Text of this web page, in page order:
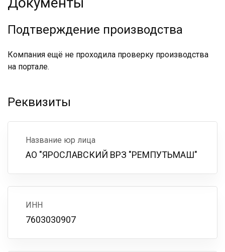
Подтверждение производства
Компания ещё не проходила проверку производства
на портале.
Реквизиты
Название юр лица
АО "ЯРОСЛАВСКИЙ ВРЗ "РЕМПУТЬМАШ"
ИНН
7603030907